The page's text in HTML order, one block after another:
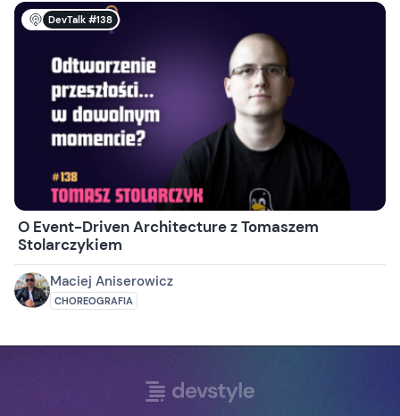
DevTalk #138
O Event-Driven Architecture z Tomaszem
Stolarczykiem
Maciej Aniserowicz
CHOREOGRAFIA